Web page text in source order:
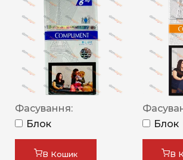
Фасування:
Блок
В Кошик
Блок
В